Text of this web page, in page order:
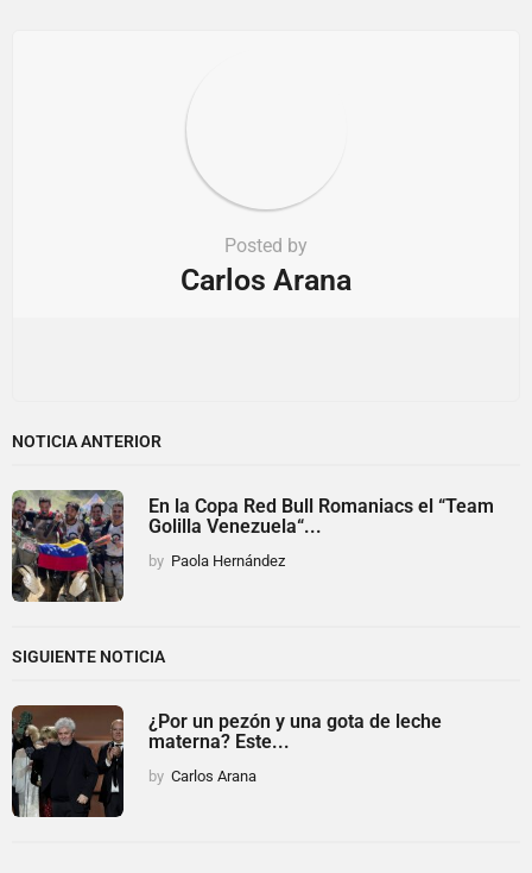
Posted by
Carlos Arana
NOTICIA ANTERIOR
En la Copa Red Bull Romaniacs el “Team
Golilla Venezuela“...
by Paola Hernández
SIGUIENTE NOTICIA
¿Por un pezón y una gota de leche
materna? Este...
by Carlos Arana